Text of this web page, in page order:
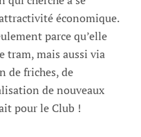
économique.
parce qu’elle
tram, mais aussi via
de friches, de
de nouveaux
pour le Club !